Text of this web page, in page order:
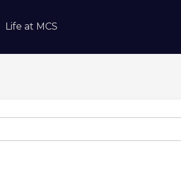
Life at MCS